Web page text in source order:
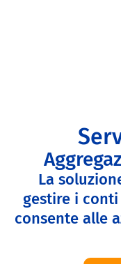
La
gestire i
consente alle